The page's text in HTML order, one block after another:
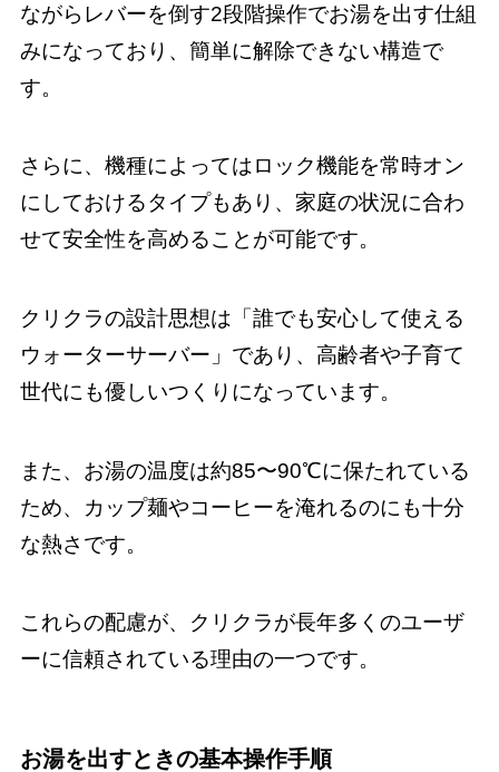
ながらレバーを倒す2段階操作でお湯を出す仕組
みになっており、簡単に解除できない構造で
す。
さらに、機種によってはロック機能を常時オン
にしておけるタイプもあり、家庭の状況に合わ
せて安全性を高めることが可能です。
クリクラの設計思想は「誰でも安心して使える
ウォーターサーバー」であり、高齢者や子育て
世代にも優しいつくりになっています。
また、お湯の温度は約85〜90℃に保たれている
ため、カップ麺やコーヒーを淹れるのにも十分
な熱さです。
これらの配慮が、クリクラが長年多くのユーザ
ーに信頼されている理由の一つです。
お湯を出すときの基本操作手順